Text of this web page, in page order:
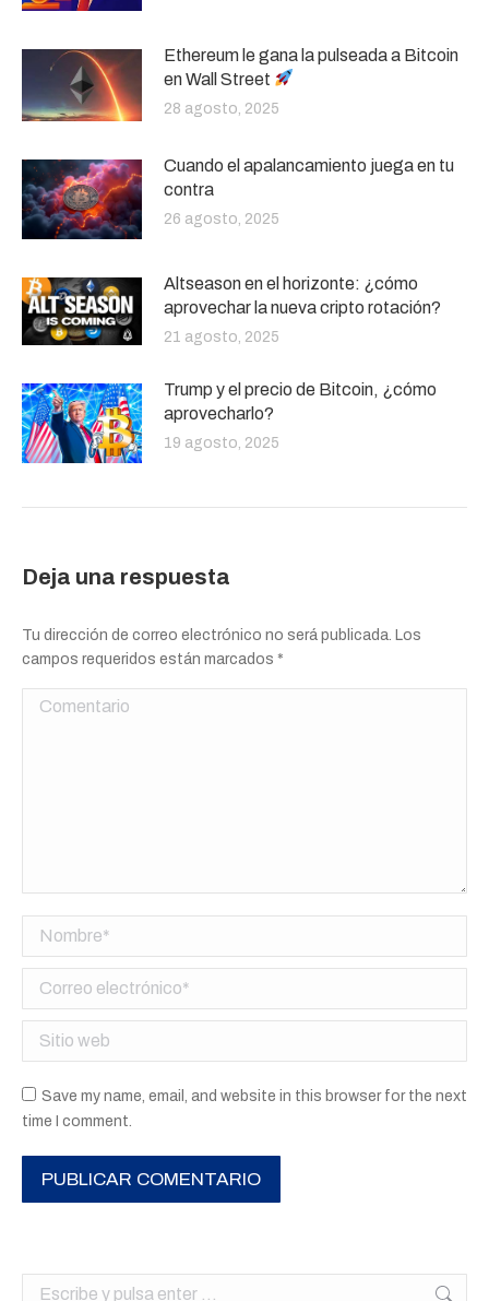
Ethereum le gana la pulseada a Bitcoin
en Wall Street
28 agosto, 2025
Cuando el apalancamiento juega en tu
contra
26 agosto, 2025
Altseason en el horizonte: ¿cómo
aprovechar la nueva cripto rotación?
21 agosto, 2025
Trump y el precio de Bitcoin, ¿cómo
aprovecharlo?
19 agosto, 2025
Deja una respuesta
Tu dirección de correo electrónico no será publicada. Los
campos requeridos están marcados *
Comentario
Nombre *
Correo electrónico *
Sitio web
Save my name, email, and website in this browser for the next
time I comment.
PUBLICAR COMENTARIO
Buscar: